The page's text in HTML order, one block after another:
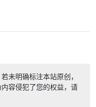
未明确标注本站原创，
容侵犯了您的权益，请